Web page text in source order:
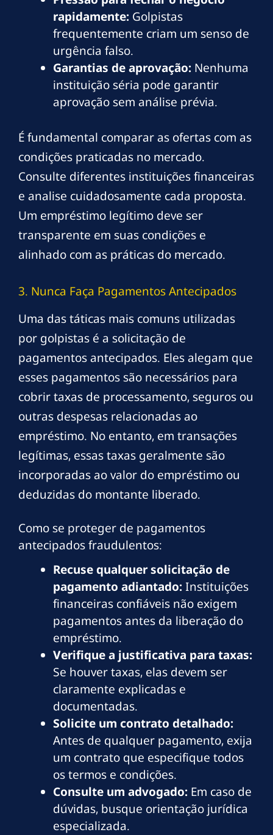
rapidamente: Golpistas
frequentemente criam um senso de
urgência falso.
Garantias de aprovação: Nenhuma
instituição séria pode garantir
aprovação sem análise prévia.
É fundamental comparar as ofertas com as
condições praticadas no mercado.
Consulte diferentes instituições financeiras
e analise cuidadosamente cada proposta.
Um empréstimo legítimo deve ser
transparente em suas condições e
alinhado com as práticas do mercado.
3. Nunca Faça Pagamentos Antecipados
Uma das táticas mais comuns utilizadas
por golpistas é a solicitação de
pagamentos antecipados. Eles alegam que
esses pagamentos são necessários para
cobrir taxas de processamento, seguros ou
outras despesas relacionadas ao
empréstimo. No entanto, em transações
legítimas, essas taxas geralmente são
incorporadas ao valor do empréstimo ou
deduzidas do montante liberado.
Como se proteger de pagamentos
antecipados fraudulentos:
Recuse qualquer solicitação de
pagamento adiantado: Instituições
financeiras confiáveis não exigem
pagamentos antes da liberação do
empréstimo.
Verifique a justificativa para taxas:
Se houver taxas, elas devem ser
claramente explicadas e
documentadas.
Solicite um contrato detalhado:
Antes de qualquer pagamento, exija
um contrato que especifique todos
os termos e condições.
Consulte um advogado: Em caso de
dúvidas, busque orientação jurídica
especializada.